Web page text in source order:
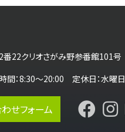
22クリオさがみ野参番館101号
：8:30～20:00 定休日：水曜日
せフォーム